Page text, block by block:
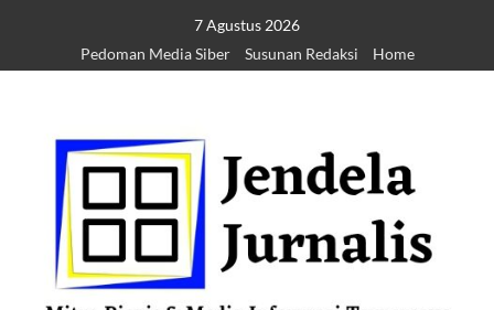
7 Agustus 2026
Pedoman Media Siber
Susunan Redaksi Home